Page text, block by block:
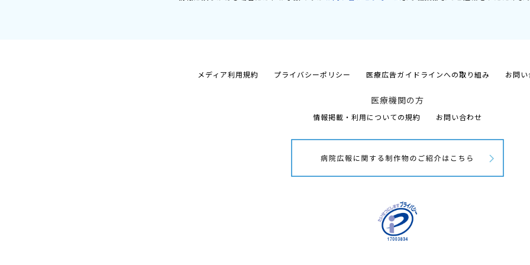
メディア利用規約 プライバシーポリシー 医療広告ガイドラインへの取り組み お問
医療機関の方
情報掲載・利用についての規約 お問い合わせ